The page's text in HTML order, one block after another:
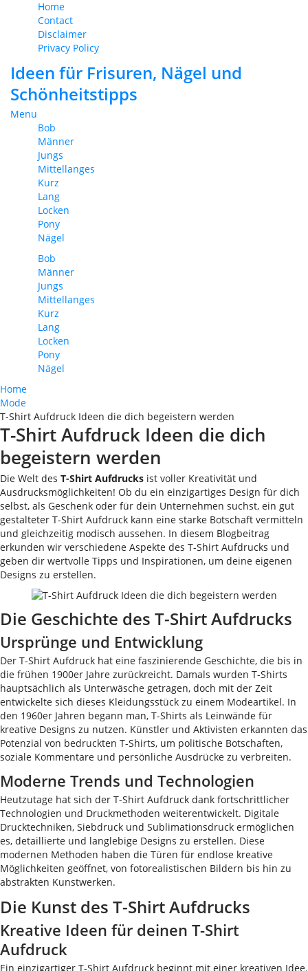
Home
Contact
Disclaimer
Privacy Policy
Ideen für Frisuren, Nägel und
Schönheitstipps
Menu
Bob
Männer
Jungs
Mittellanges
Kurz
Lang
Locken
Pony
Nägel
Bob
Männer
Jungs
Mittellanges
Kurz
Lang
Locken
Pony
Nägel
Home
Mode
T-Shirt Aufdruck Ideen die dich begeistern werden
T-Shirt Aufdruck Ideen die dich
begeistern werden
Die Welt des T-Shirt Aufdrucks ist voller Kreativität und
Ausdrucksmöglichkeiten! Ob du ein einzigartiges Design für dich
selbst, als Geschenk oder für dein Unternehmen suchst, ein gut
gestalteter T-Shirt Aufdruck kann eine starke Botschaft vermitteln
und gleichzeitig modisch aussehen. In diesem Blogbeitrag
erkunden wir verschiedene Aspekte des T-Shirt Aufdrucks und
geben dir wertvolle Tipps und Inspirationen, um deine eigenen
Designs zu erstellen.
Die Geschichte des T-Shirt Aufdrucks
Ursprünge und Entwicklung
Der T-Shirt Aufdruck hat eine faszinierende Geschichte, die bis in
die frühen 1900er Jahre zurückreicht. Damals wurden T-Shirts
hauptsächlich als Unterwäsche getragen, doch mit der Zeit
entwickelte sich dieses Kleidungsstück zu einem Modeartikel. In
den 1960er Jahren begann man, T-Shirts als Leinwände für
kreative Designs zu nutzen. Künstler und Aktivisten erkannten das
Potenzial von bedruckten T-Shirts, um politische Botschaften,
soziale Kommentare und persönliche Ausdrücke zu verbreiten.
Moderne Trends und Technologien
Heutzutage hat sich der T-Shirt Aufdruck dank fortschrittlicher
Technologien und Druckmethoden weiterentwickelt. Digitale
Drucktechniken, Siebdruck und Sublimationsdruck ermöglichen
es, detaillierte und langlebige Designs zu erstellen. Diese
modernen Methoden haben die Türen für endlose kreative
Möglichkeiten geöffnet, von fotorealistischen Bildern bis hin zu
abstrakten Kunstwerken.
Die Kunst des T-Shirt Aufdrucks
Kreative Ideen für deinen T-Shirt
Aufdruck
Ein einzigartiger T-Shirt Aufdruck beginnt mit einer kreativen Idee.